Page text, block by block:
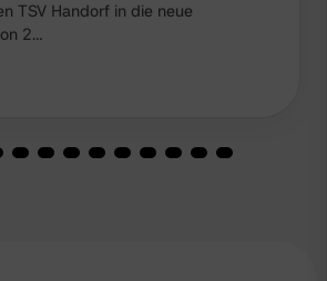
TSV Handorf in die neue
2…